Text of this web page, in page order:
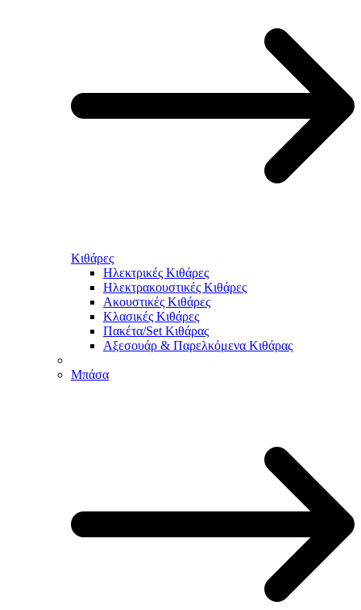
Κιθάρες
Ηλεκτρικές Κιθάρες
Ηλεκτρακουστικές Κιθάρες
Ακουστικές Κιθάρες
Κλασικές Κιθάρες
Πακέτα/Set Κιθάρας
Αξεσουάρ & Παρελκόμενα Κιθάρας
Μπάσα